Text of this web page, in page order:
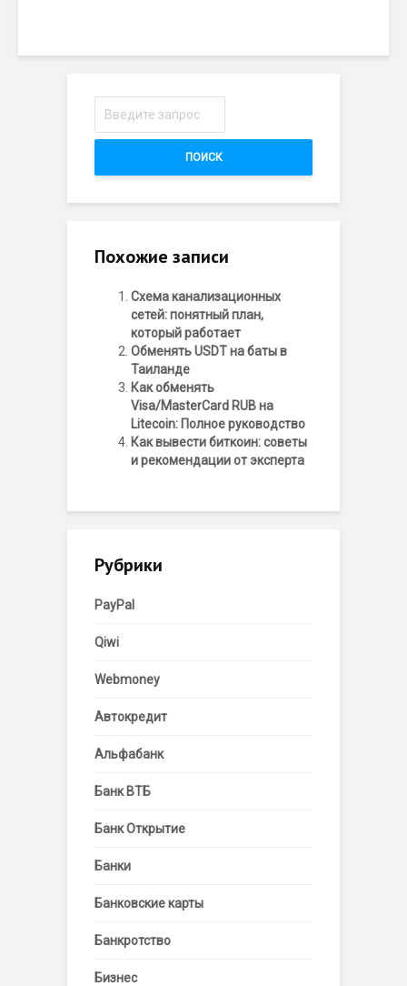
ПОИСК
Похожие записи
Схема канализационных
сетей: понятный план,
который работает
Обменять USDT на баты в
Таиланде
Как обменять
Visa/MasterCard RUB на
Litecoin: Полное руководство
Как вывести биткоин: советы
и рекомендации от эксперта
Рубрики
PayPal
Qiwi
Webmoney
Автокредит
Альфабанк
Банк ВТБ
Банк Открытие
Банки
Банковские карты
Банкротство
Бизнес